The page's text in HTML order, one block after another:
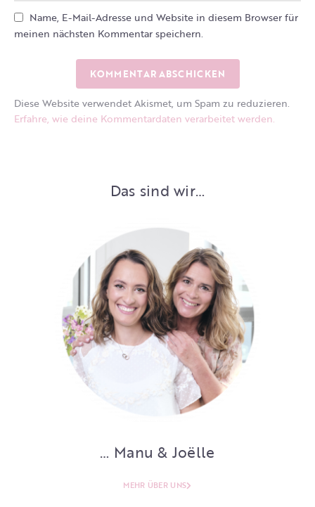
Name, E-Mail-Adresse und Website in diesem Browser für
meinen nächsten Kommentar speichern.
Diese Website verwendet Akismet, um Spam zu reduzieren.
Erfahre, wie deine Kommentardaten verarbeitet werden.
Das sind wir…
… Manu & Joëlle
MEHR ÜBER UNS